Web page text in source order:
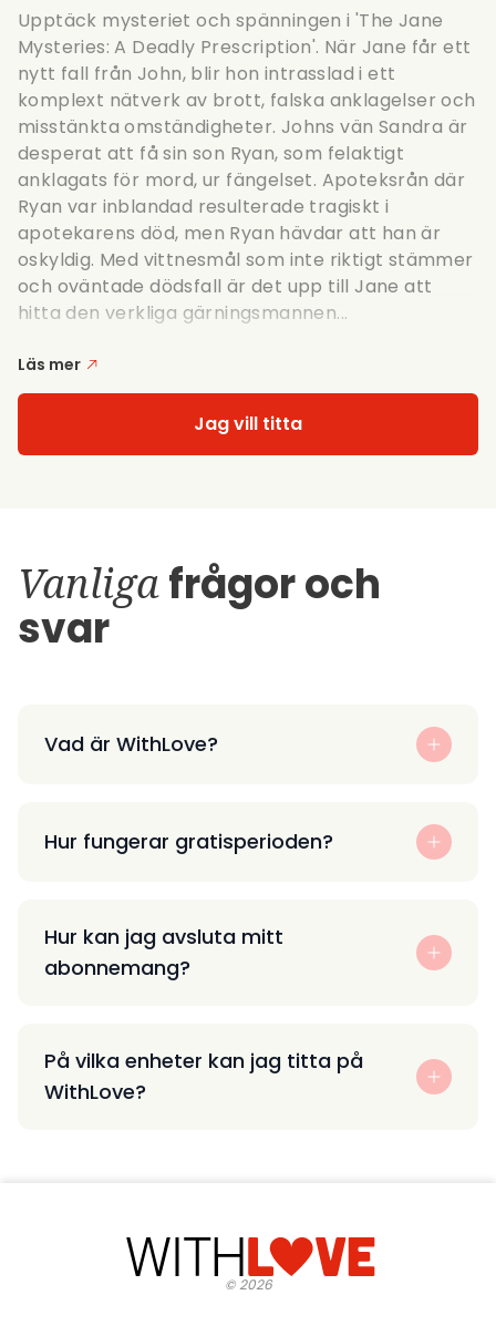
Upptäck mysteriet och spänningen i 'The Jane
Mysteries: A Deadly Prescription'. När Jane får ett
nytt fall från John, blir hon intrasslad i ett
komplext nätverk av brott, falska anklagelser och
misstänkta omständigheter. Johns vän Sandra är
desperat att få sin son Ryan, som felaktigt
anklagats för mord, ur fängelset. Apoteksrån där
Ryan var inblandad resulterade tragiskt i
apotekarens död, men Ryan hävdar att han är
oskyldig. Med vittnesmål som inte riktigt stämmer
och oväntade dödsfall är det upp till Jane att
hitta den verkliga gärningsmannen...
Läs mer
Jag vill titta
Vanligafrågor och
svar
Vad är WithLove?
Hur fungerar gratisperioden?
Hur kan jag avsluta mitt
abonnemang?
På vilka enheter kan jag titta på
WithLove?
©2026